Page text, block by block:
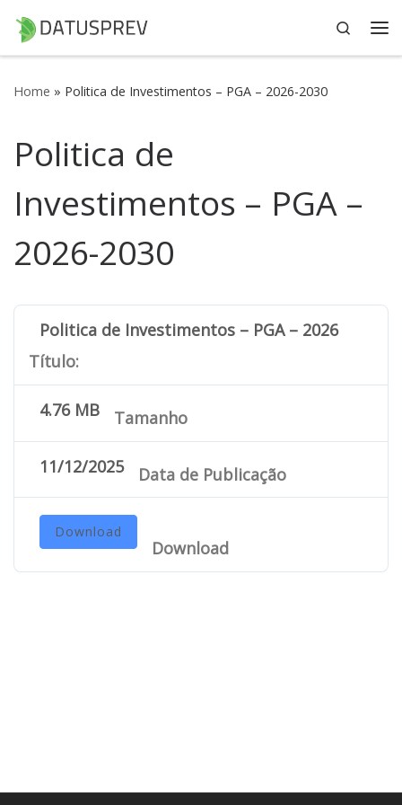
Skip to content
Search
Home » Politica de Investimentos – PGA – 2026-2030
Politica de
Investimentos – PGA –
2026-2030
Politica de Investimentos – PGA – 2026-2030
Título:
4.76 MB Tamanho
11/12/2025 Data de Publicação
Download
Download